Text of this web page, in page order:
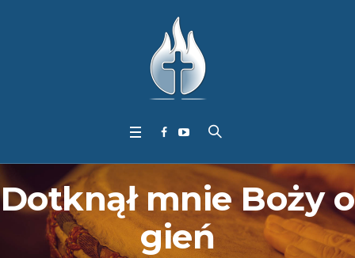
Dotknął mnie Boży o
gień